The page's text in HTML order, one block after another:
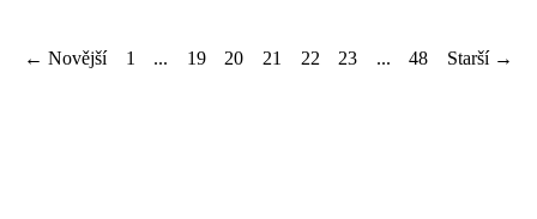
← Novější 1 ... 19 20 21 22 23 ... 48 Starší →